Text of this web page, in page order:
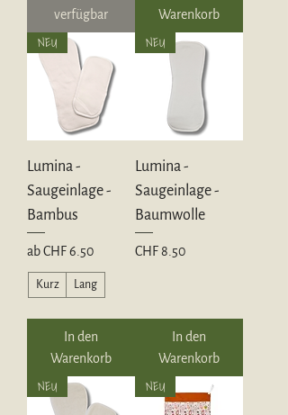
verfügbar
Warenkorb
NEU
Lumina -
Saugeinlage -
Bambus
abCHF 6.50
Sale-Preis
Kurz Lang
In den
Warenkorb
NEU
Lumina -
Saugeinlage -
Baumwolle
Preis
CHF 8.50
In den
Warenkorb
NEU NEU